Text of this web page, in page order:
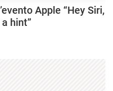
Apple “Hey Siri,
hint”